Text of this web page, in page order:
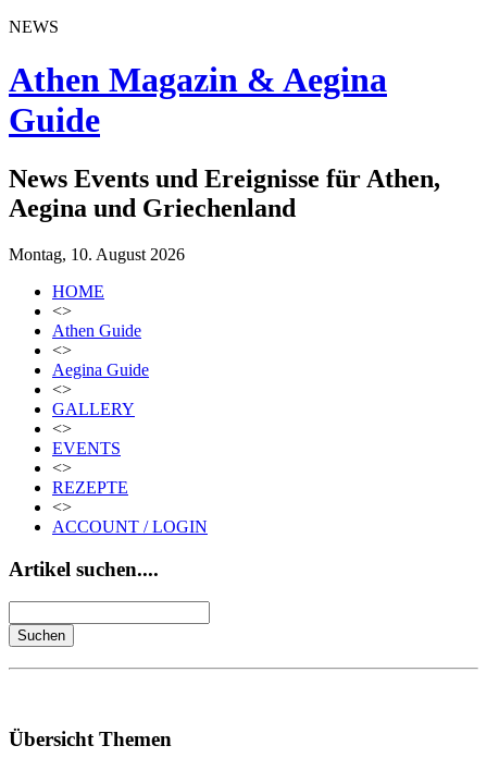
NEWS
Athen Magazin & Aegina
Guide
News Events und Ereignisse für Athen,
Aegina und Griechenland
Montag, 10. August 2026
HOME
<>
Athen Guide
<>
Aegina Guide
<>
GALLERY
<>
EVENTS
<>
REZEPTE
<>
ACCOUNT / LOGIN
Artikel suchen....
Übersicht Themen